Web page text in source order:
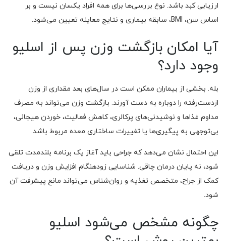
ارزیابی کبد باشد. نوع بررسی‌ها برای همه افراد یکسان نیست و بر
اساس سن، BMI، سابقه بیماری و نتایج معاینه تعیین می‌شود.
آیا امکان بازگشت وزن پس از اسلیو
وجود دارد؟
بله. بخشی از بیماران ممکن است در سال‌های بعد مقداری از وزن
ازدست‌رفته را دوباره به دست آورند. بازگشت وزن می‌تواند به مصرف
مداوم غذاها و نوشیدنی‌های پرکالری، کاهش فعالیت، خوردن هیجانی،
بی‌توجهی به پیگیری‌ها یا تغییرات ساختاری معده مربوط باشد.
این احتمال نشان می‌دهد که جراحی باید آغاز یک برنامه بلندمدت تلقی
شود، نه پایان درمان چاقی. شناسایی زودهنگام افزایش وزن و دریافت
کمک از جراح، متخصص تغذیه و روان‌شناس می‌تواند مانع پیشرفت آن
شود.
چگونه مشخص می‌شود اسلیو